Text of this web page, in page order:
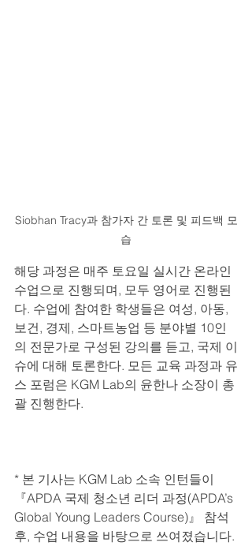
Siobhan Tracy과 참가자 간 토론 및 피드백 모
습
해당 과정은 매주 토요일 실시간 온라인
수업으로 진행되며, 모두 영어로 진행된
다. 수업에 참여한 학생들은 여성, 아동,
보건, 경제, 스마트농업 등 분야별 10인
의 전문가로 구성된 강의를 듣고, 국제 이
슈에 대해 토론한다. 모든 교육 과정과 유
스 포럼은 KGM Lab의 윤한나 소장이 총
괄 진행한다.
* 본 기사는 KGM Lab 소속 인턴들이
『APDA 국제 청소년 리더 과정(APDA’s
Global Young Leaders Course)』 참석
후, 수업 내용을 바탕으로 쓰여졌습니다.